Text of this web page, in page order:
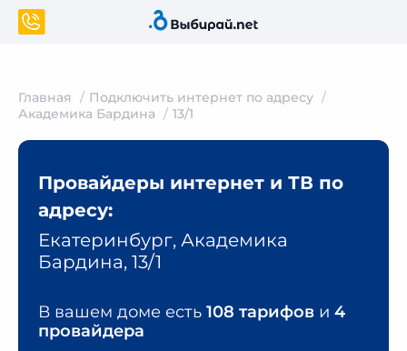
Главная
Подключить интернет по адресу
Академика Бардина
13/1
Провайдеры интернет и ТВ по
адресу:
Екатеринбург, Академика
Бардина, 13/1
В вашем доме есть 108 тарифов и 4
провайдера